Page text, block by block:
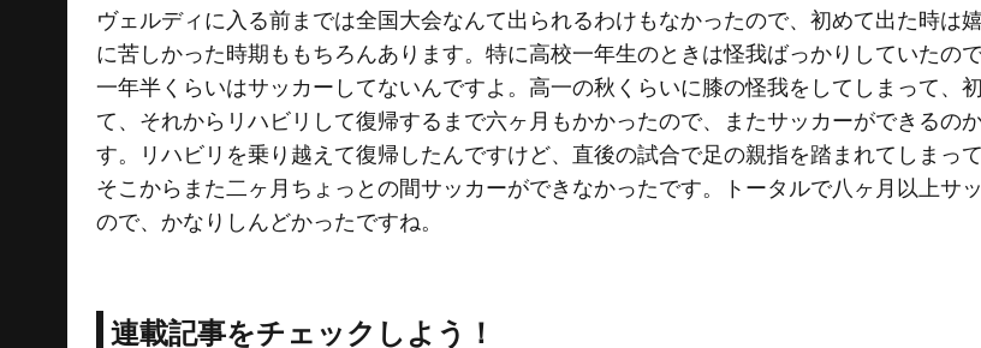
ヴェルディに入る前までは全国大会なんて出られるわけもなかったので、初めて出た時は
に苦しかった時期ももちろんあります。特に高校一年生のときは怪我ばっかりしていたの
一年半くらいはサッカーしてないんですよ。高一の秋くらいに膝の怪我をしてしまって、
て、それからリハビリして復帰するまで六ヶ月もかかったので、またサッカーができるの
す。リハビリを乗り越えて復帰したんですけど、直後の試合で足の親指を踏まれてしまっ
そこからまた二ヶ月ちょっとの間サッカーができなかったです。トータルで八ヶ月以上サ
ので、かなりしんどかったですね。
連載記事をチェックしよう！